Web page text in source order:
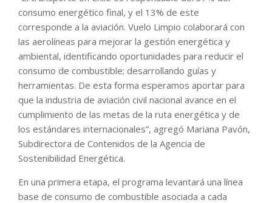
consumo energético final, y el 13% de este
corresponde a la aviación. Vuelo Limpio colaborará con
las aerolíneas para mejorar la gestión energética y
ambiental, identificando oportunidades para reducir el
consumo de combustible; desarrollando guías y
herramientas. De esta forma esperamos aportar para
que la industria de aviación civil nacional avance en el
cumplimiento de las metas de la ruta energética y de
los estándares internacionales”, agregó Mariana Pavón,
Subdirectora de Contenidos de la Agencia de
Sostenibilidad Energética.
En una primera etapa, el programa levantará una línea
base de consumo de combustible asociada a cada